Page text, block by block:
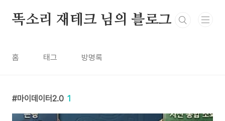
똑소리 재테크 님의 블로그
홈 태그 방명록
마이데이터2.0 1